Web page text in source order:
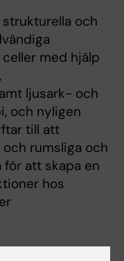
strukturella och
med hjälp
ljusark- och
och nyligen
till att
rumsliga och
att skapa en
hos